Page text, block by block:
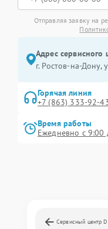
Отправляя заявку на
Адрес сервисного
г. Ростов-на-Дону,
Горячая линия
+7 (863) 333-92-
Время работы
Ежедневно с 9:00
Сервисный центр